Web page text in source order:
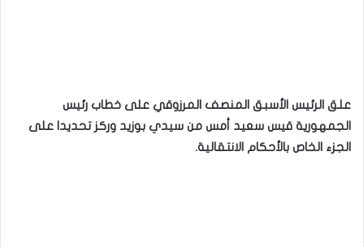
علق الرئيس الأسبق المنصف المرزوقي على خطاب رئيس
الجمهورية قيس سعيد أمس من سيدي بوزيد وركز تحديدا على
الجزء الخاص بالأحكام الانتقالية.